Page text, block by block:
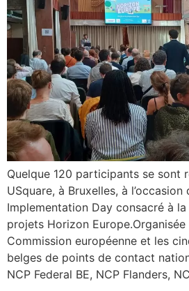
Quelque 120 participants se sont
USquare, à Bruxelles, à l’occasion
Implementation Day consacré à
projets Horizon
Commission européenne et les
belges de points de contact
NCP Federal BE, NCP Flanders,